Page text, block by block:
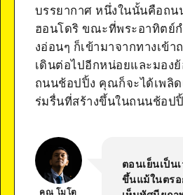
บรรยากาศ หนึ่งในนั้นคือถ
ฮอนโดริ ขณะที่พระอาทิตย์ก
งอ่อนๆ ก็เข้ามาจากทางเข้
เดินต่อไปอีกหน่อยและมอง
ถนนช้อปปิ้ง คุณก็จะได้เพลิ
ร่มรื่นที่สร้างขึ้นในถนนช้อป
คุณ โมโต
ตอนเย็นเป็น
ขึ้นแม้ในตร